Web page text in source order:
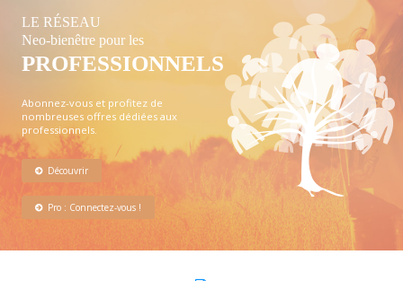
LE RÉSEAU
Neo-bienêtre pour les
PROFESSIONNELS
Abonnez-vous et profitez de
nombreuses offres dédiées aux
professionnels.
Découvrir
Pro : Connectez-vous !